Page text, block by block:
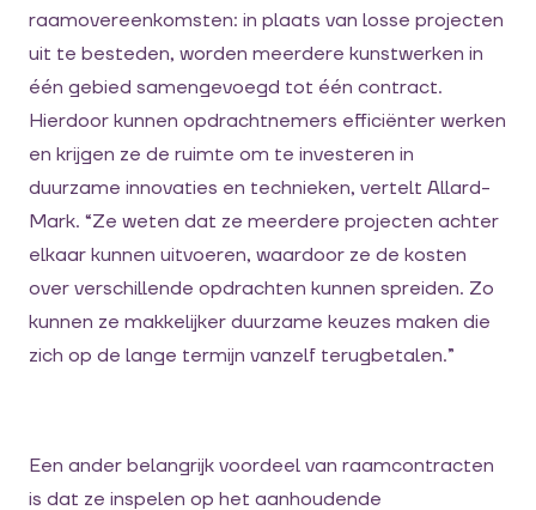
raamovereenkomsten: in plaats van losse projecten
uit te besteden, worden meerdere kunstwerken in
één gebied samengevoegd tot één contract.
Hierdoor kunnen opdrachtnemers efficiënter werken
en krijgen ze de ruimte om te investeren in
duurzame innovaties en technieken, vertelt Allard-
Mark. “Ze weten dat ze meerdere projecten achter
elkaar kunnen uitvoeren, waardoor ze de kosten
over verschillende opdrachten kunnen spreiden. Zo
kunnen ze makkelijker duurzame keuzes maken die
zich op de lange termijn vanzelf terugbetalen.”
Een ander belangrijk voordeel van raamcontracten
is dat ze inspelen op het aanhoudende